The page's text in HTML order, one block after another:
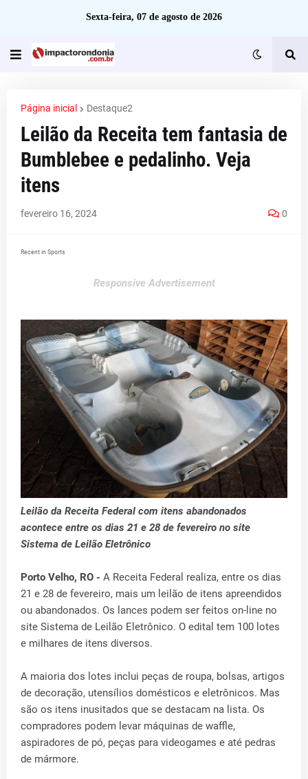
Sexta-feira, 07 de agosto de 2026
Página inicial Destaque2
Leilão da Receita tem fantasia de
Bumblebee e pedalinho. Veja
itens
fevereiro 16, 2024 0
Recent in Sports
Responsive Advertisement
Leilão da Receita Federal com itens abandonados
acontece entre os dias 21 e 28 de fevereiro no site
Sistema de Leilão Eletrônico
Porto Velho, RO - A Receita Federal realiza, entre os dias
21 e 28 de fevereiro, mais um leilão de itens apreendidos
ou abandonados. Os lances podem ser feitos on-line no
site Sistema de Leilão Eletrônico. O edital tem 100 lotes
e milhares de itens diversos.
A maioria dos lotes inclui peças de roupa, bolsas, artigos
de decoração, utensílios domésticos e eletrônicos. Mas
são os itens inusitados que se destacam na lista. Os
compradores podem levar máquinas de waffle,
aspiradores de pó, peças para videogames e até pedras
de mármore.